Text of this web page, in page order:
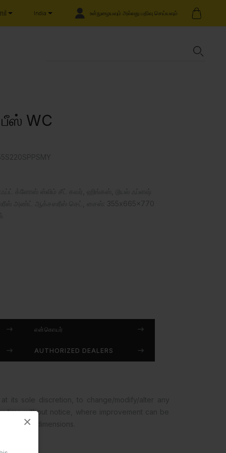
×
India உள்நுழையவும் அல்லது பதிவு செய்யவும்
WC
என்கொயர்
AUTHORIZED DEALERS
time without notice, where improvement can be
and dimensions.